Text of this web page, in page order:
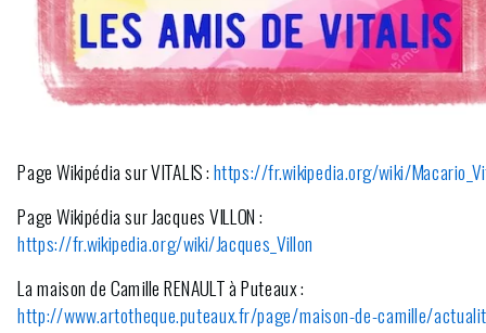
Page Wikipédia sur VITALIS : https://fr.wikipedia.org/wiki/
Page Wikipédia sur Jacques VILLON :
https://fr.wikipedia.org/wiki/Jacques_Villon
La maison de Camille RENAULT à Puteaux :
http://www.artotheque.puteaux.fr/page/maison-de-camille/